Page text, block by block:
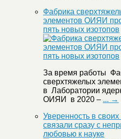
Фабрика
элементов ОИЯИ
пять новых изотопов
За время работы
сверхтяжелых
в Лаборатории
ОИЯИ в 2020 – ... →
Уверенность в своих
связали сразу с
любовью к науке